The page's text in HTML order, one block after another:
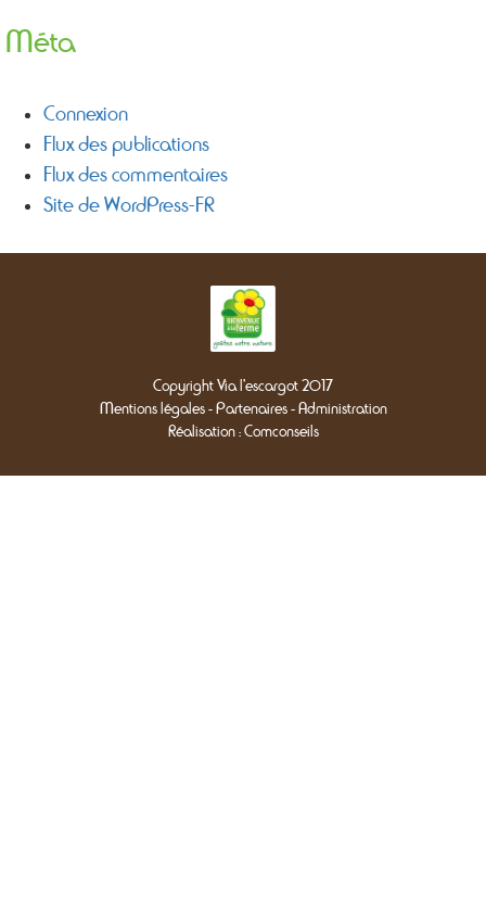
Méta
Connexion
Flux des publications
Flux des commentaires
Site de WordPress-FR
Copyright Via l'escargot 2017
Mentions légales- Partenaires- Administration
Réalisation : Comconseils